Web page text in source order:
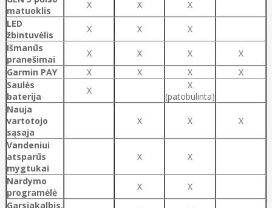
matuoklis
X X
X
LED
žbintuvėlis
X X
X
Išmanūs
pranešimai
X X X
X
Garmin PAY
X X X
X
Saulės
baterija
X
X
(patobulinta)
Nauja
vartotojo
sąsaja
X X X
Vandeniui
atsparūs
mygtukai
X X
Nardymo
programėlė
X
X
Garsiakalbis,